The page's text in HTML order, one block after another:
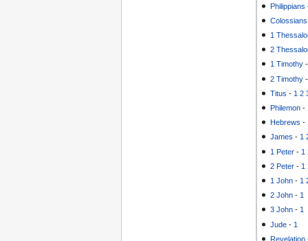
Philippians
Colossians
1
2
1 Timothy
2 Timothy
Titus - 1 2
Philemon -
Hebrews -
James -1
1 Peter - 1
2 Peter - 1
1 John - 1
2 John - 1
3 John -1
Jude - 1
Revelation